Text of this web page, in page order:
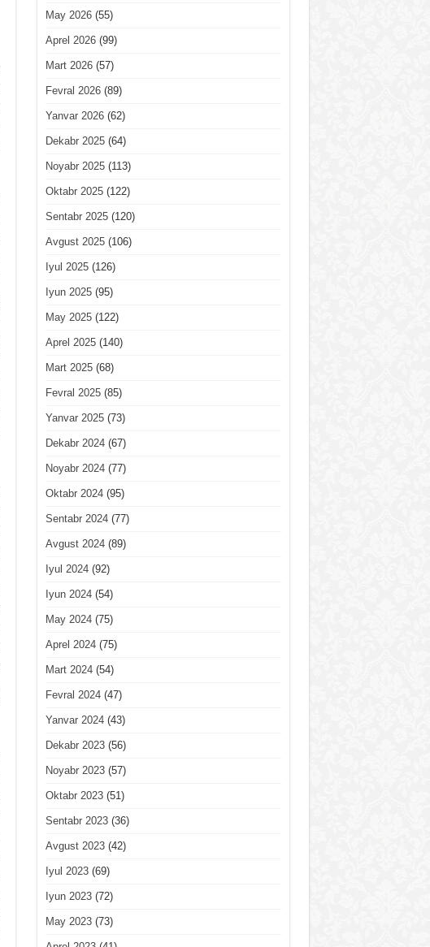
May 2026(55)
Aprel 2026(99)
Mart 2026(57)
Fevral 2026(89)
Yanvar 2026(62)
Dekabr 2025(64)
Noyabr 2025(113)
Oktabr 2025(122)
Sentabr 2025(120)
Avgust 2025(106)
Iyul 2025(126)
Iyun 2025(95)
May 2025(122)
Aprel 2025(140)
Mart 2025(68)
Fevral 2025(85)
Yanvar 2025(73)
Dekabr 2024(67)
Noyabr 2024(77)
Oktabr 2024(95)
Sentabr 2024(77)
Avgust 2024(89)
Iyul 2024(92)
Iyun 2024(54)
May 2024(75)
Aprel 2024(75)
Mart 2024(54)
Fevral 2024(47)
Yanvar 2024(43)
Dekabr 2023(56)
Noyabr 2023(57)
Oktabr 2023(51)
Sentabr 2023(36)
Avgust 2023(42)
Iyul 2023(69)
Iyun 2023(72)
May 2023(73)